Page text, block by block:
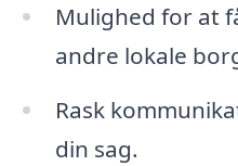
Mulighed for at
andre lokale
Rask
din sag.